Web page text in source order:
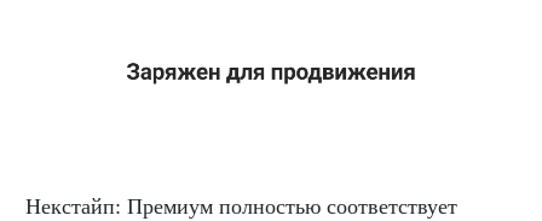
Некстайп: Премиум полностью соответствует